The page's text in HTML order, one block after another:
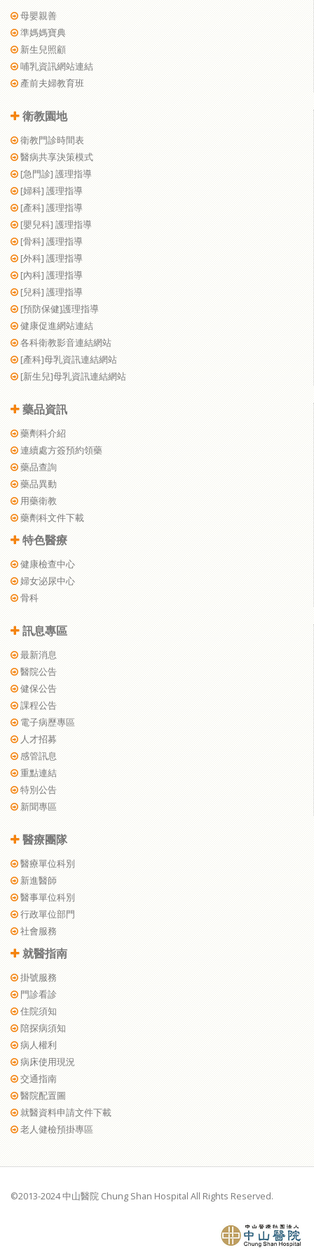
母嬰親善
準媽媽寶典
新生兒照顧
哺乳資訊網站連結
產前夫婦教育班
衛教園地
衛教門診時間表
醫病共享決策模式
[急門診] 護理指導
[婦科] 護理指導
[產科] 護理指導
[嬰兒科] 護理指導
[骨科] 護理指導
[外科] 護理指導
[內科] 護理指導
[兒科] 護理指導
[預防保健]護理指導
健康促進網站連結
各科衛教影音連結網站
[產科]母乳資訊連結網站
[新生兒]母乳資訊連結網站
藥品資訊
藥劑科介紹
連續處方簽預約領藥
藥品查詢
藥品異動
用藥衛教
藥劑科文件下載
特色醫療
健康檢查中心
婦女泌尿中心
骨科
訊息專區
最新消息
醫院公告
健保公告
課程公告
電子病歷專區
人才招募
感管訊息
重點連結
特別公告
新聞專區
醫療團隊
醫療單位科別
新進醫師
醫事單位科別
行政單位部門
社會服務
就醫指南
掛號服務
門診看診
住院須知
陪探病須知
病人權利
病床使用現況
交通指南
醫院配置圖
就醫資料申請文件下載
老人健檢預掛專區
©2013-2024 中山醫院 Chung Shan Hospital All Rights Reserved.